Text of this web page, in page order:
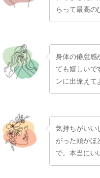
らって最高の
身体の倦怠感
ても嬉しいで
ンに出逢えて
気持ちがいい
がった頭がほ
で。本当にい